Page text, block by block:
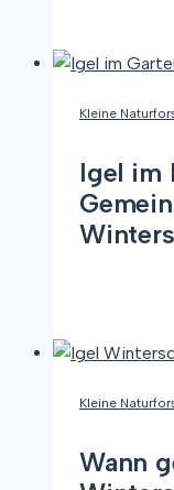
Kleine
Igel im
Kleine
Wann